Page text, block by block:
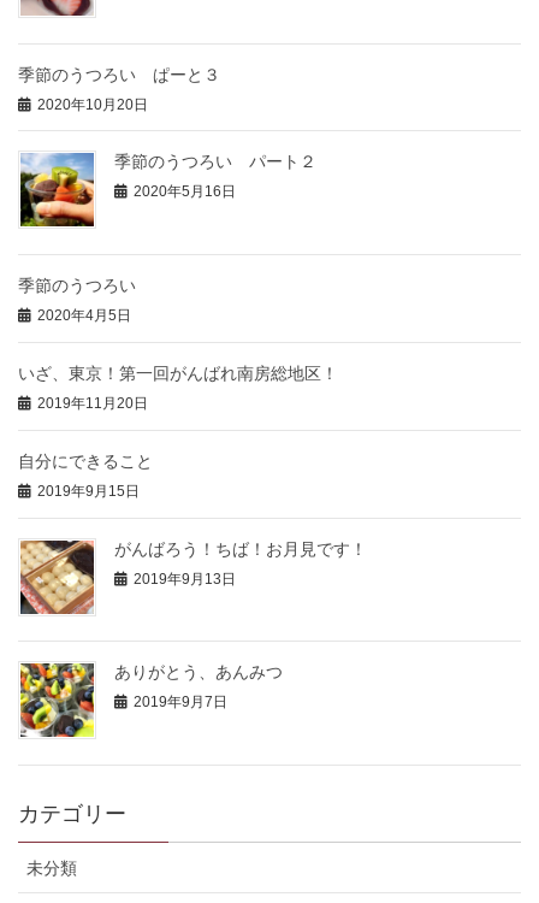
季節のうつろい ぱーと３
2020年10月20日
季節のうつろい パート２
2020年5月16日
季節のうつろい
2020年4月5日
いざ、東京！第一回がんばれ南房総地区！
2019年11月20日
自分にできること
2019年9月15日
がんばろう！ちば！お月見です！
2019年9月13日
ありがとう、あんみつ
2019年9月7日
カテゴリー
未分類